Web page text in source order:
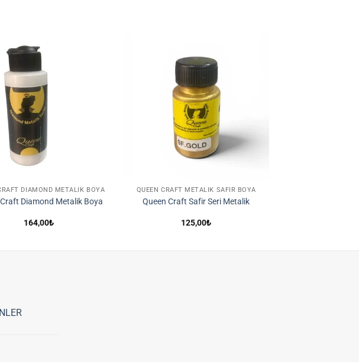
DIAMOND METALIK BOYA
Diamond Metalik Boya
164,00₺
QUEEN CRAFT METALIK SAFIR BOYA
Queen Craft Safir Seri Metalik
125,00₺